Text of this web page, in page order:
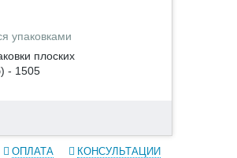
упаковками
плоских
- 1505
ОПЛАТА КОНСУЛЬТАЦИИ